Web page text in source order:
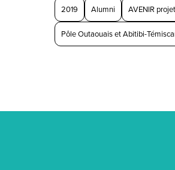
2019 Alumni AVENIR
Pôle Outaouais et Abitibi-